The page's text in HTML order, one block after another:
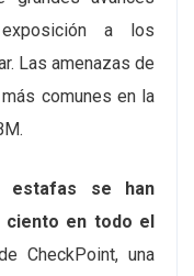
a los
Las amenazas de
más comunes en la
estafas se han
ciento en todo el
CheckPoint, una